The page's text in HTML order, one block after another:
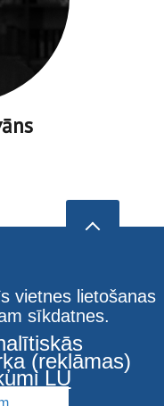
vietnes lietošanas
sīkdatnes.
(reklāmas)
LU